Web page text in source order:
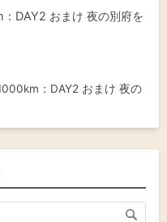
DAY2 おまけ 夜の別府を